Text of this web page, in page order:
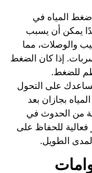
المياه في
يمكن أن يسبب
والوصلات، مما
إذا كان الضغط
للضغط.
على التحول
بجازان بعد
من الحدوث في
فعالية للحفاظ على
الطويل.